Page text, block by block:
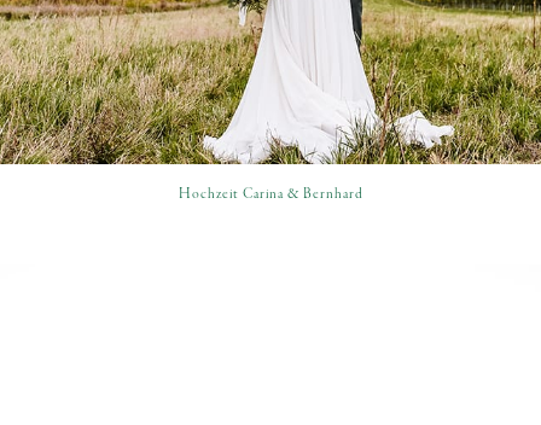
Hochzeit Carina & Bernhard